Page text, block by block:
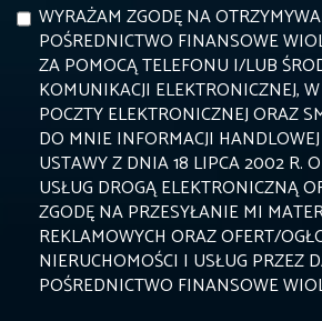
WYRAŻAM ZGODĘ NA
POŚREDNICTWO FINANSOWE
ZA POMOCĄ TELEFONU I/LUB
KOMUNIKACJI ELEKTRONICZNEJ,
POCZTY ELEKTRONICZNEJ ORAZ
DO MNIE INFORMACJI
USTAWY Z DNIA 18 LIPCA 2002 R.
USŁUG DROGĄ ELEKTRONICZNĄ
ZGODĘ NA PRZESYŁANIE MI
REKLAMOWYCH ORAZ OFERT/
NIERUCHOMOŚCI I USŁUG PRZEZ
POŚREDNICTWO FINANSOWE